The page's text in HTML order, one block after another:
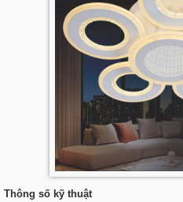
Thông số kỹ thuật